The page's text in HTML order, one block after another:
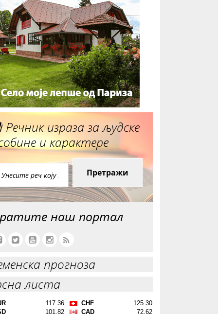
Речник израза за људске
и карактере
Претражи
наш портал
прогноза
листа